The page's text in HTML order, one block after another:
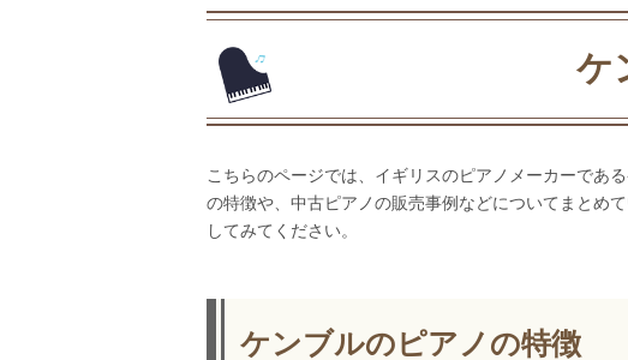
ケ
こちらのページでは、イギリスのピアノメーカーであ
の特徴や、中古ピアノの販売事例などについてまとめ
してみてください。
ケンブルのピアノの特徴